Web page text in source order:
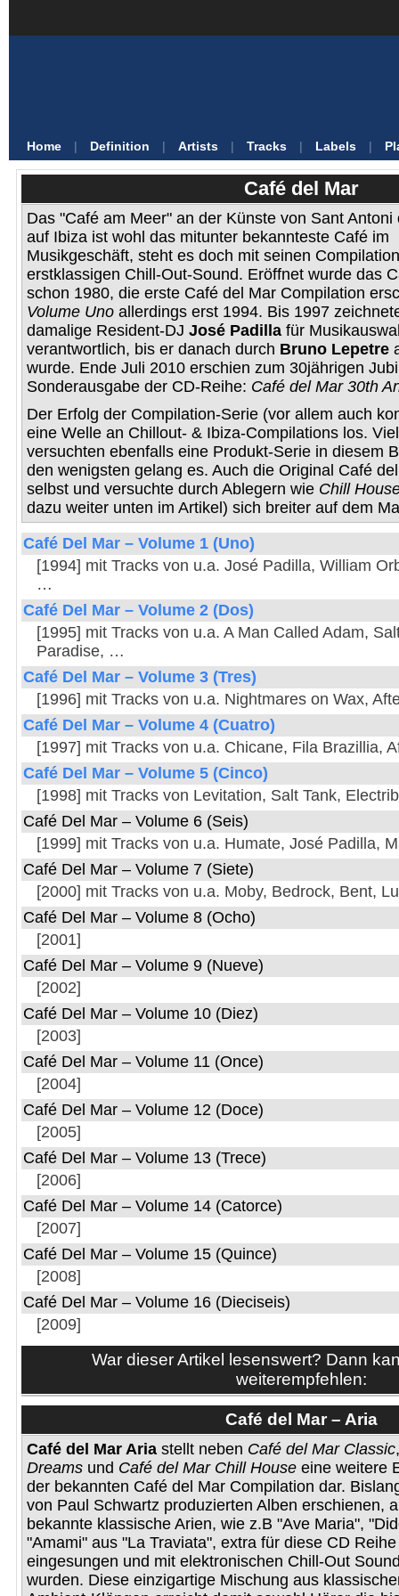
Home | Definition | Artists | Tracks | Labels |
Café del Mar
Das "Café am Meer" an der Künste von Sant Antoni
auf Ibiza ist wohl das mitunter bekannteste Café im
Musikgeschäft, steht es doch mit seinen
erstklassigen Chill-Out-Sound. Eröffnet wurde das
schon 1980, die erste Café del Mar Compilation
Volume Uno allerdings erst 1994. Bis 1997
damalige Resident-DJ José Padilla für
verantwortlich, bis er danach durch Bruno Lepetre
wurde. Ende Juli 2010 erschien zum 30jährigen
Sonderausgabe der CD-Reihe: Café del Mar 30th
Der Erfolg der Compilation-Serie (vor allem auch
eine Welle an Chillout- & Ibiza-Compilations los.
versuchten ebenfalls eine Produkt-Serie in diesem
den wenigsten gelang es. Auch die Original Café
selbst und versuchte durch Ablegern wie Chill
dazu weiter unten im Artikel) sich breiter auf dem
Café Del Mar – Volume 1 (Uno)
[1994] mit Tracks von u.a. José Padilla, William
…
Café Del Mar – Volume 2 (Dos)
[1995] mit Tracks von u.a. A Man Called Adam,
Paradise, …
Café Del Mar – Volume 3 (Tres)
[1996] mit Tracks von u.a. Nightmares on Wax,
Café Del Mar – Volume 4 (Cuatro)
[1997] mit Tracks von u.a. Chicane, Fila Brazillia,
Café Del Mar – Volume 5 (Cinco)
[1998] mit Tracks von Levitation, Salt Tank,
Café Del Mar – Volume 6 (Seis)
[1999] mit Tracks von u.a. Humate, José Padilla,
Café Del Mar – Volume 7 (Siete)
[2000] mit Tracks von u.a. Moby, Bedrock, Bent,
Café Del Mar – Volume 8 (Ocho)
[2001]
Café Del Mar – Volume 9 (Nueve)
[2002]
Café Del Mar – Volume 10 (Diez)
[2003]
Café Del Mar – Volume 11 (Once)
[2004]
Café Del Mar – Volume 12 (Doce)
[2005]
Café Del Mar – Volume 13 (Trece)
[2006]
Café Del Mar – Volume 14 (Catorce)
[2007]
Café Del Mar – Volume 15 (Quince)
[2008]
Café Del Mar – Volume 16 (Dieciseis)
[2009]
War dieser Artikel lesenswert? Dann
weiterempfehlen:
Café del Mar – Aria
Café del Mar Aria stellt neben Café del Mar Classic
Dreams und Café del Mar Chill House eine weitere
der bekannten Café del Mar Compilation dar.
von Paul Schwartz produzierten Alben erschienen,
bekannte klassische Arien, wie z.B "Ave Maria",
"Amami" aus "La Traviata", extra für diese CD
eingesungen und mit elektronischen Chill-Out
wurden. Diese einzigartige Mischung aus